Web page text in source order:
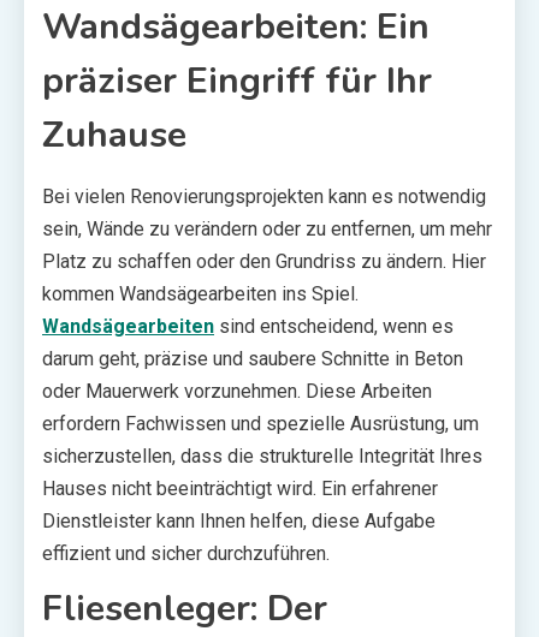
Wandsägearbeiten: Ein
präziser Eingriff für Ihr
Zuhause
Bei vielen Renovierungsprojekten kann es notwendig
sein, Wände zu verändern oder zu entfernen, um mehr
Platz zu schaffen oder den Grundriss zu ändern. Hier
kommen Wandsägearbeiten ins Spiel.
Wandsägearbeiten sind entscheidend, wenn es
darum geht, präzise und saubere Schnitte in Beton
oder Mauerwerk vorzunehmen. Diese Arbeiten
erfordern Fachwissen und spezielle Ausrüstung, um
sicherzustellen, dass die strukturelle Integrität Ihres
Hauses nicht beeinträchtigt wird. Ein erfahrener
Dienstleister kann Ihnen helfen, diese Aufgabe
effizient und sicher durchzuführen.
Fliesenleger: Der